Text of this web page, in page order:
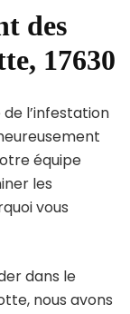
des
17630
l’infestation
équipe
les
vous
dans le
nous avons